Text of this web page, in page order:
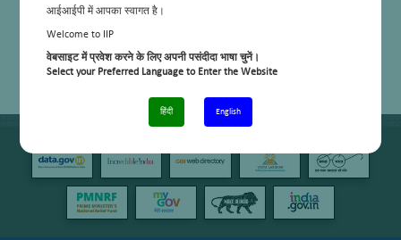
आईआईपी में आपका स्वागत है।
Welcome to IIP
वेबसाइट में प्रवेश करने के लिए अपनी पसंदीदा भाषा चुनें।
Select your Preferred Language to Enter the Website
हिंदी English